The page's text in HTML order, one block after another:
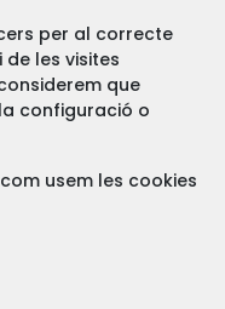
Vàrem
la Confederació
Valenciana
que
agrari i d'arts
sectors no
per al correcte
les visites
que
configuració o
usem les cookies